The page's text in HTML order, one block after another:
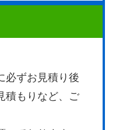
必ずお見積り後
積もりなど、ご